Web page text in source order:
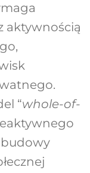
aktywnością
“whole-of-